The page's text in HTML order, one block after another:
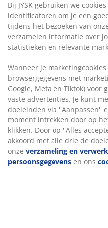
Bij JYSK gebruiken we
identificatoren om je een
tijdens het bezoeken van
verzamelen informatie over
statistieken en relevante
Wanneer je
browsergegevens met
Google, Meta en Tiktok) voor
vaste advertenties. Je kunt
doeleinden via ''Aanpassen''
moment intrekken door op
klikken. Door op ''Alles
akkoord met alle drie de
onze verzameling en
persoonsgegevens en ons